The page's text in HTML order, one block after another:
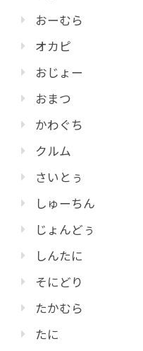
おーむら
オカピ
おじょー
おまつ
かわぐち
クルム
さいとぅ
しゅーちん
じょんどぅ
しんたに
そにどり
たかむら
たに